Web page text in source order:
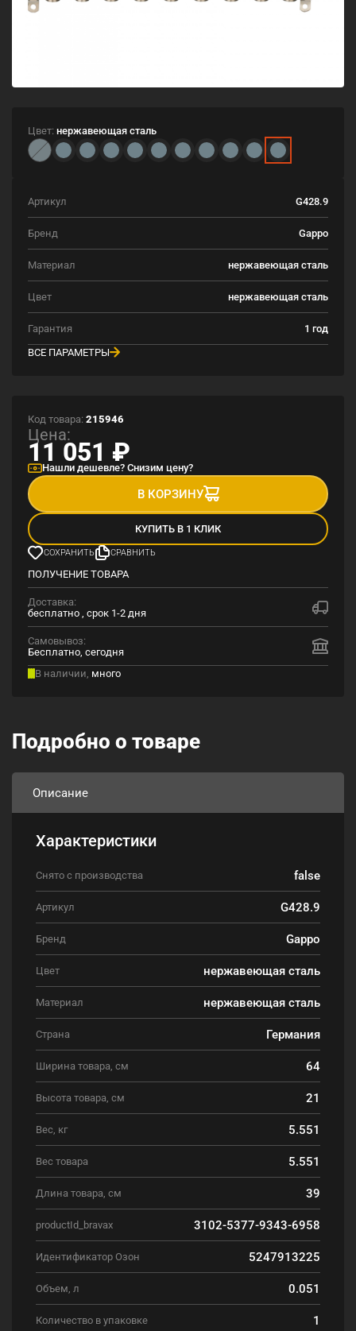
Цвет: нержавеющая сталь
Артикул G428.9
Бренд Gappo
Материал нержавеющая сталь
Цвет нержавеющая сталь
Гарантия
1 год
ВСЕ ПАРАМЕТРЫ
Код товара: 215946
Цена:
11 051 ₽
Нашли дешевле? Снизим цену?
В КОРЗИНУ
КУПИТЬ В 1 КЛИК
СОХРАНИТЬ СРАВНИТЬ
ПОЛУЧЕНИЕ ТОВАРА
Доставка:
бесплатно , срок 1-2 дня
Самовывоз:
Бесплатно, сегодня
В наличии, много
Подробно о товаре
Описание
Характеристики
Снято с производства false
Артикул G428.9
Бренд Gappo
Цвет нержавеющая сталь
Материал нержавеющая сталь
Страна Германия
Ширина товара, см 64
Высота товара, см 21
Вес, кг 5.551
Вес товара 5.551
Длина товара, см 39
productId_bravax 3102-5377-9343-6958
Идентификатор Озон 5247913225
Объем, л 0.051
Количество в упаковке 1